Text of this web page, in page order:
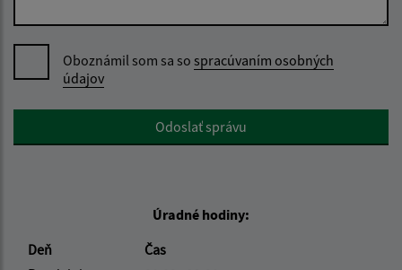
Oboznámil som sa so spracúvaním osobných
údajov
Google reCaptcha ResponseOdoslať správu
Úradné hodiny:
Deň
Čas